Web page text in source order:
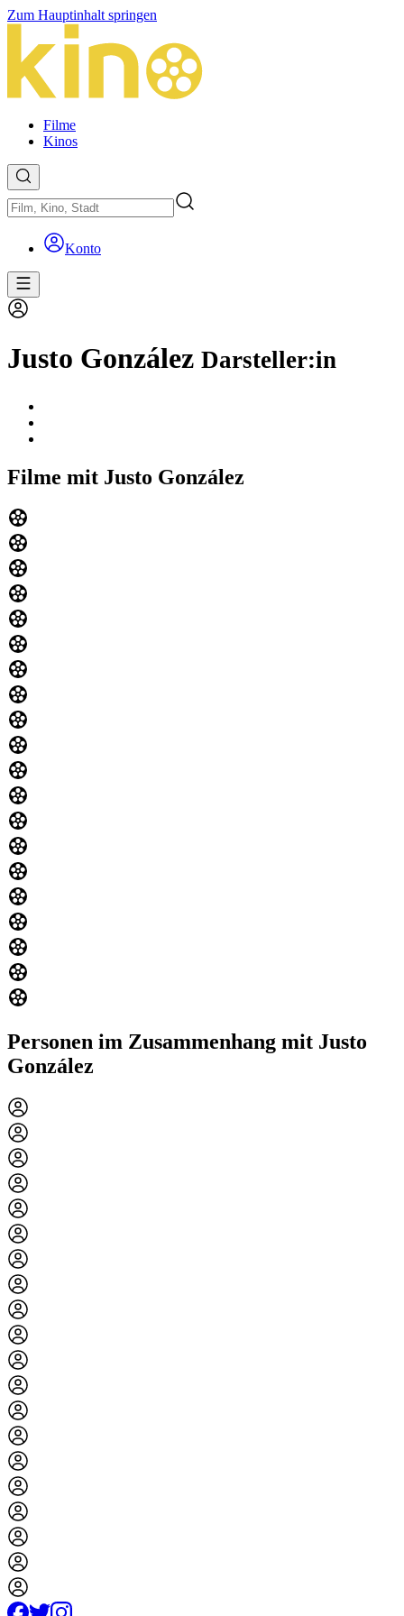
Zum Hauptinhalt springen
Filme
Kinos
Konto
Justo González Darsteller:in
Filme mit Justo González
Personen im Zusammenhang mit Justo
González